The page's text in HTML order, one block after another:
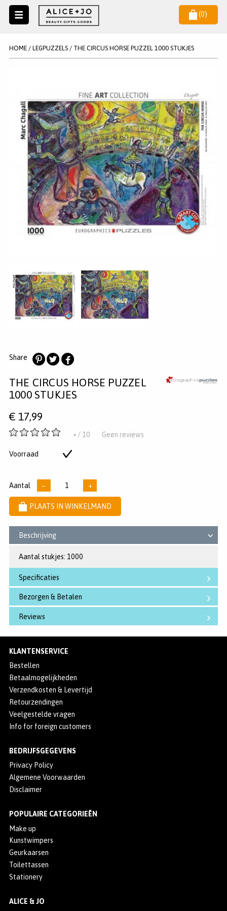
(0)
WAX MELTS
STATIONERY
KLEUREN
LEGPUZZELS
MAKE UP ACCESSOIRES
VERZORGING
MERKEN
REGISTREREN
HELP
KLANTENSERVICE
HOME/ LEGPUZZELS/ THE CIRCUS HORSE PUZZEL 1000 STUKJES
Share
op
Pinterest
op
Twitter
op
Facebook
THE CIRCUS HORSE PUZZEL
1000 STUKJES
€ 17,99
-
5
- / 10 Geen reviews
Voorraad
Aantal − +
PLAATS IN WINKELMAND
Beschrijving
Aantal stukjes: 1000
Specificaties
Bezorgen & Betalen
Reviews
NIEUWSBRIEF
AANMELDEN
KLANTENSERVICE
Bestellen
Betaalmogelijkheden
Verzendkosten & Levertijd
Retourzendingen
Veelgestelde vragen
Info for foreign customers
BEDRIJFSGEGEVENS
Privacy Policy
Algemene Voorwaarden
Disclaimer
POPULAIRE CATEGORIEËN
Make up
Kunstwimpers
Geurkaarsen
Toilettassen
Stationery
ALICE & JO